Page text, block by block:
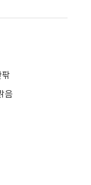
음